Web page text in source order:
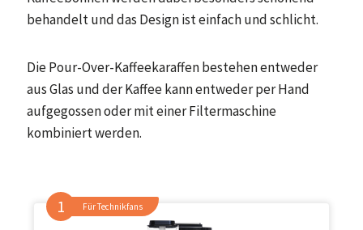
behandelt und das Design ist einfach und schlicht.
Die Pour-Over-Kaffeekaraffen bestehen entweder
aus Glas und der Kaffee kann entweder per Hand
aufgegossen oder mit einer Filtermaschine
kombiniert werden.
Für Technikfans